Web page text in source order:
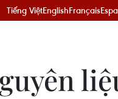
Tiếng ViệtEnglishFrançais